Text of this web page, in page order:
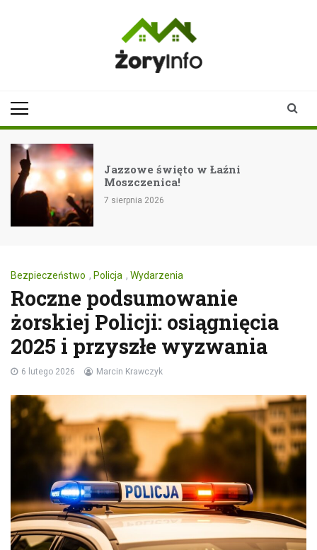
Rockowe zakończenie
festiwalu Eiskeller w
Bezpieczeństwo , Policja , Wydarzenia
Roczne podsumowanie
żorskiej Policji: osiągnięcia
2025 i przyszłe wyzwania
6 lutego 2026 Marcin Krawczyk